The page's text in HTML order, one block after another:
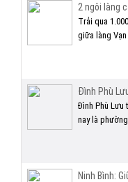
2 ngôi làng
Trải qua
giữa làng
Đình Phù
Đình Phù Lưu
nay là
Ninh Bình: